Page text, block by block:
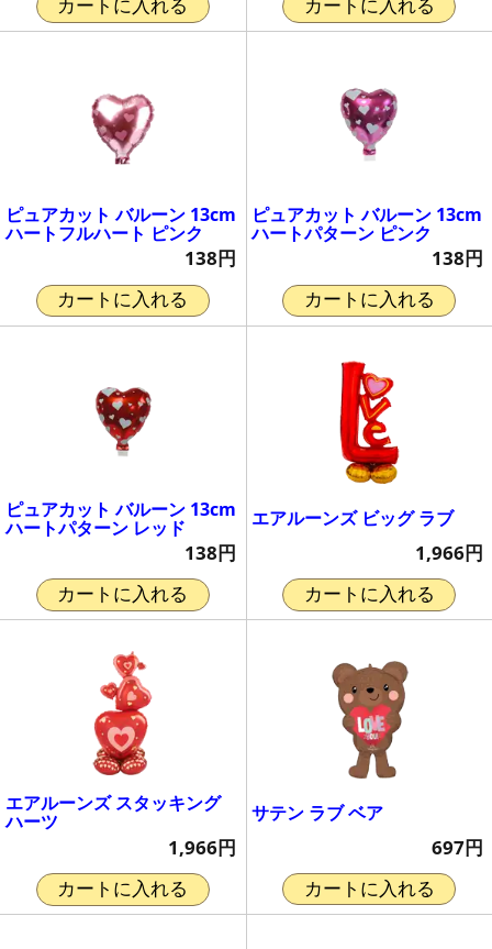
カートに入れる カートに入れる
ピュアカット バルーン 13cm
ハートフルハート ピンク
138円
カートに入れる
ピュアカット バルーン 13cm
ハートパターン ピンク
138円
カートに入れる
ピュアカット バルーン 13cm
ハートパターン レッド
138円
カートに入れる
エアルーンズ ビッグ ラブ
1,966円
カートに入れる
エアルーンズ スタッキング
ハーツ
1,966円
カートに入れる
サテン ラブ ベア
697円
カートに入れる